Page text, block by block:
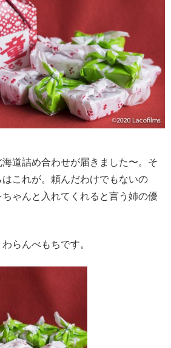
道詰め合わせが届きました〜。そ
これが。頼んだわけでもないの
ゃんと入れてくれると言う姉の優
らんべもちです。